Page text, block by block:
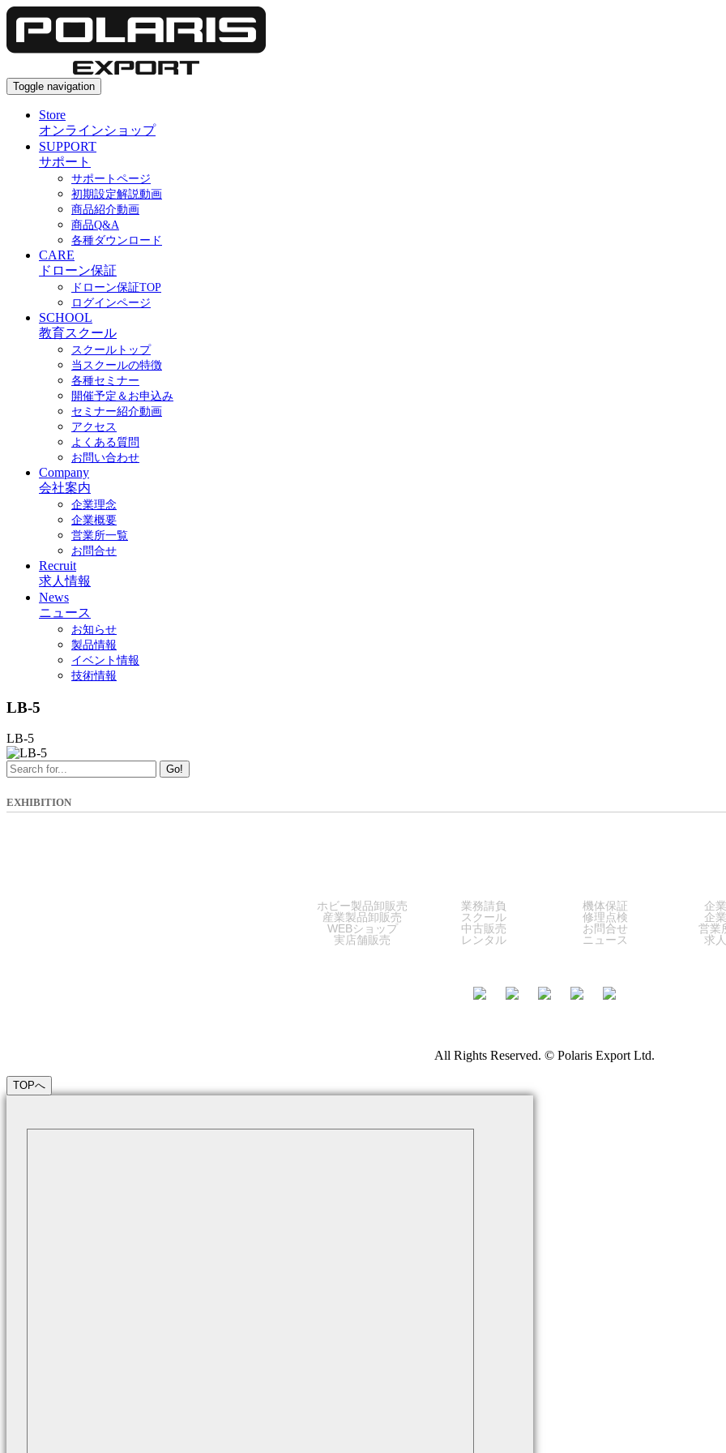
Toggle navigation
Store
オンラインショップ
SUPPORT
サポート
サポートページ
初期設定解説動画
商品紹介動画
商品Q&A
各種ダウンロード
CARE
ドローン保証
ドローン保証TOP
ログインページ
SCHOOL
教育スクール
スクールトップ
当スクールの特徴
各種セミナー
開催予定＆お申込み
セミナー紹介動画
アクセス
よくある質問
お問い合わせ
Company
会社案内
企業理念
企業概要
営業所一覧
お問合せ
Recruit
求人情報
News
ニュース
お知らせ
製品情報
イベント情報
技術情報
LB-5
LB-5
Go!
EXHIBITION
ホビー製品卸販売
産業製品卸販売
WEBショップ
実店舗販売
業務請負
スクール
中古販売
レンタル
機体保証
修理点検
お問合せ
ニュース
企
企
営業
求
All Rights Reserved. © Polaris Export Ltd.
TOPへ